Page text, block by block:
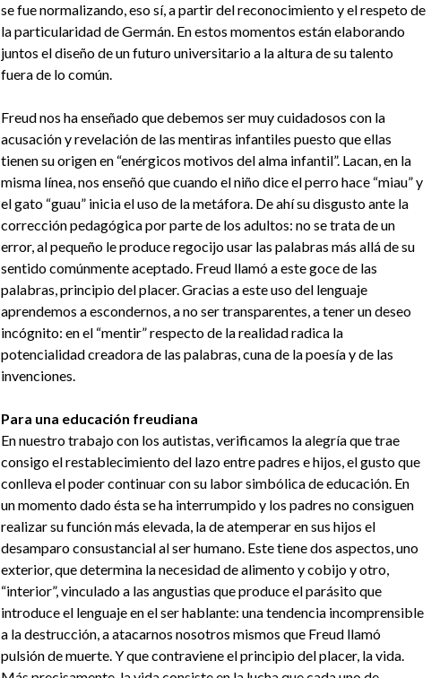
se fue normalizando, eso sí, a partir del reconocimiento y el respeto de
la particularidad de Germán. En estos momentos están elaborando
juntos el diseño de un futuro universitario a la altura de su talento
fuera de lo común.
Freud nos ha enseñado que debemos ser muy cuidadosos con la
acusación y revelación de las mentiras infantiles puesto que ellas
tienen su origen en “enérgicos motivos del alma infantil”. Lacan, en la
misma línea, nos enseñó que cuando el niño dice el perro hace “miau” y
el gato “guau” inicia el uso de la metáfora. De ahí su disgusto ante la
corrección pedagógica por parte de los adultos: no se trata de un
error, al pequeño le produce regocijo usar las palabras más allá de su
sentido comúnmente aceptado. Freud llamó a este goce de las
palabras, principio del placer. Gracias a este uso del lenguaje
aprendemos a escondernos, a no ser transparentes, a tener un deseo
incógnito: en el “mentir” respecto de la realidad radica la
potencialidad creadora de las palabras, cuna de la poesía y de las
invenciones.
Para una educación freudiana
En nuestro trabajo con los autistas, verificamos la alegría que trae
consigo el restablecimiento del lazo entre padres e hijos, el gusto que
conlleva el poder continuar con su labor simbólica de educación. En
un momento dado ésta se ha interrumpido y los padres no consiguen
realizar su función más elevada, la de atemperar en sus hijos el
desamparo consustancial al ser humano. Este tiene dos aspectos, uno
exterior, que determina la necesidad de alimento y cobijo y otro,
“interior”, vinculado a las angustias que produce el parásito que
introduce el lenguaje en el ser hablante: una tendencia incomprensible
a la destrucción, a atacarnos nosotros mismos que Freud llamó
pulsión de muerte. Y que contraviene el principio del placer, la vida.